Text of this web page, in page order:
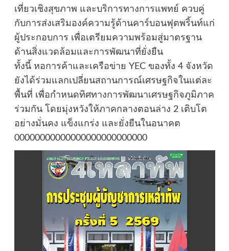
เที่ยวเชิงสุขภาพ และบริการทางการแพทย์ ควบคู่
กับการส่งเสริมองค์ความรู้ด้านคาร์บอนฟุตพริ้นท์แก่
ผู้ประกอบการ เพื่อเตรียมความพร้อมสู่มาตรฐาน
ด้านสิ่งแวดล้อมและการพัฒนาที่ยั่งยืน
ทั้งนี้ หอการค้าและเครือข่าย YEC ของทั้ง 4 จังหวัด
ยังได้ร่วมแลกเปลี่ยนสถานการณ์เศรษฐกิจในแต่ละ
พื้นที่ เพื่อกำหนดทิศทางการพัฒนาเศรษฐกิจภูมิภาค
ร่วมกัน โดยมุ่งหวังให้ภาคกลางตอนล่าง 2 เติบโต
อย่างมั่นคง แข็งแกร่ง และยั่งยืนในอนาคต
00000000000000000000000000